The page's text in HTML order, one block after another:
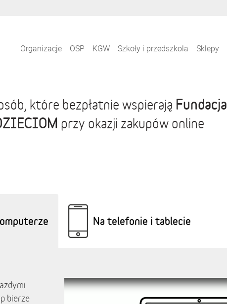
Organizacje OSP KGW Szkoły i przedszkola Sklepy
które bezpłatnie wspierają Fundacja
przy okazji zakupów online
Na telefonie i tablecie
bierze